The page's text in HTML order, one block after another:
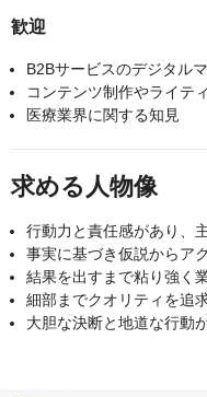
歓迎
B2Bサービスのデジタル
コンテンツ制作やライテ
医療業界に関する知見
求める人物像
行動力と責任感があり、
事実に基づき仮説からア
結果を出すまで粘り強く
細部までクオリティを追
大胆な決断と地道な行動